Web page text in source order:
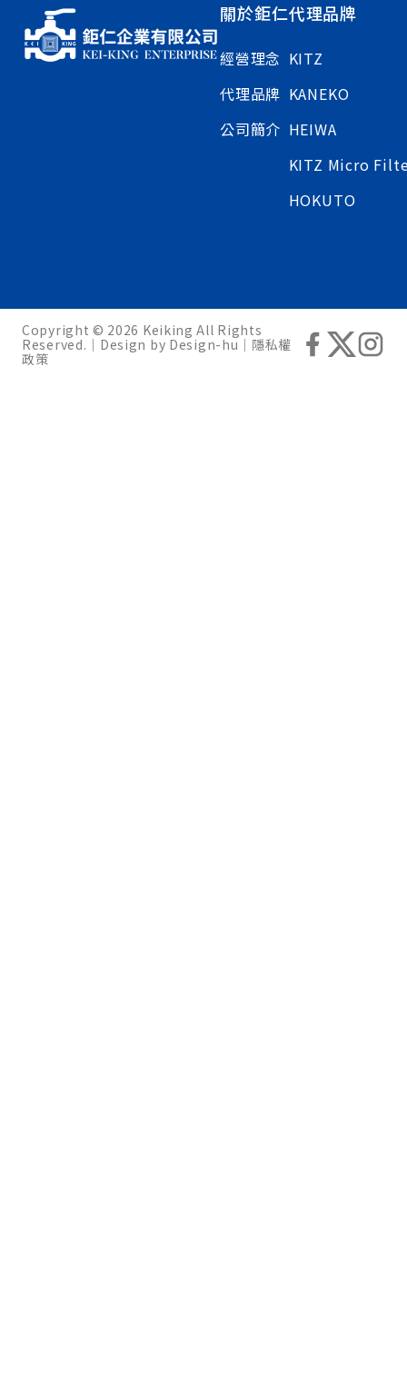
關於鉅仁
經營理念
代理品牌
公司簡介
代理品牌
KITZ
KANEKO
HEIWA
KITZ Micro
HOKUTO
Copyright © 2026 Keiking All Rights
Reserved.｜Design by Design-hu ｜ 隱私權
政策